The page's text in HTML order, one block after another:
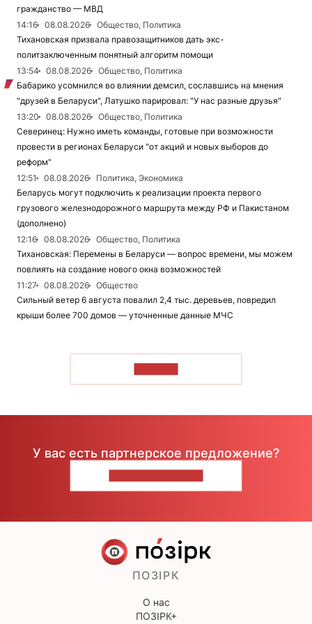
гражданство — МВД
14:16
08.08.2026
Общество, Политика
Тихановская призвала правозащитников дать экс-
политзаключенным понятный алгоритм помощи
13:54
08.08.2026
Общество, Политика
Бабарико усомнился во влиянии демсил, сославшись на мнения
"друзей в Беларуси", Латушко парировал: "У нас разные друзья"
13:20
08.08.2026
Общество, Политика
Северинец: Нужно иметь команды, готовые при возможности
провести в регионах Беларуси "от акций и новых выборов до
реформ"
12:51
08.08.2026
Политика, Экономика
Беларусь могут подключить к реализации проекта первого
грузового железнодорожного маршрута между РФ и Пакистаном
(дополнено)
12:16
08.08.2026
Общество, Политика
Тихановская: Перемены в Беларуси — вопрос времени, мы можем
повлиять на создание нового окна возможностей
11:27
08.08.2026
Общество
Сильный ветер 6 августа повалил 2,4 тыс. деревьев, повредил
крыши более 700 домов — уточненные данные МЧС
У вас есть партнерское предложение?
ПОЗІРК
О нас
ПОЗІРК+